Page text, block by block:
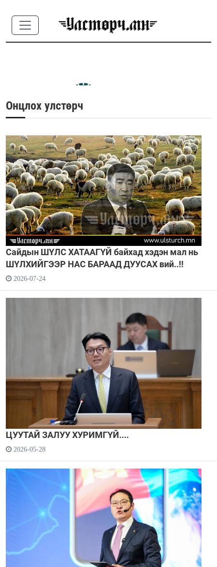
Онцлох улстөрч
Сайдын ШҮЛС ХАТААГҮЙ байхад хэдэн мал нь
ШҮЛХИЙГЭЭР НАС БАРААД ДУУСАХ вий..!!
2026-07-24
ЦУУТАЙ ЗАЛУУ ХУРИМГҮЙ....
2026-05-28